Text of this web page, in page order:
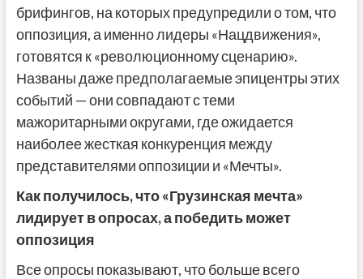
брифингов, на которых предупредили о том, что
оппозиция, а именно лидеры «Нацдвижения»,
готовятся к «революционному сценарию».
Названы даже предполагаемые эпицентры этих
событий — они совпадают с теми
мажоритарными округами, где ожидается
наиболее жесткая конкуренция между
представителями оппозиции и «Мечты».
Как получилось, что «Грузинская мечта»
лидирует вопросах, апобедить может
оппозиция
Все опросы показывают, что больше всего